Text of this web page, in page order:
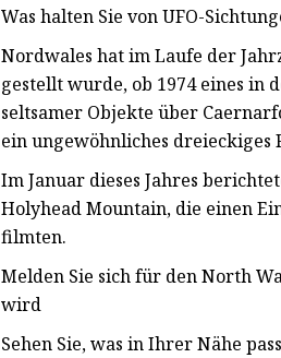
Was halten Sie von UFO-
Nordwales hat im Laufe der
gestellt wurde, ob 1974 eines in
seltsamer Objekte über
ein ungewöhnliches dreieckiges
Im Januar dieses Jahres
Holyhead Mountain, die einen
filmten.
Melden Sie sich für den North
wird
Sehen Sie, was in Ihrer Nähe